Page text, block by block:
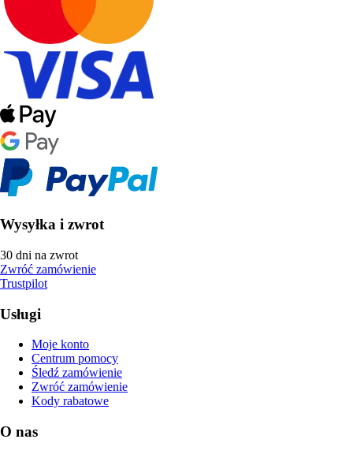
Wysyłka i zwrot
30 dni na zwrot
Zwróć zamówienie
Trustpilot
Usługi
Moje konto
Centrum pomocy
Śledź zamówienie
Zwróć zamówienie
Kody rabatowe
O nas